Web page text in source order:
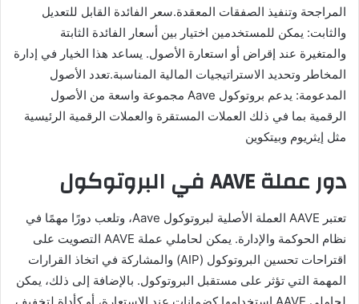
المراجحة وتنفيذ الصفقات المعقدة.سعر الفائدة القابل للتعديل
والثابت: يمكن للمستخدمين اختيار بين أسعار الفائدة الثابتة
والمتغيرة عند إقراض أو استعارة الأصول. يساعد هذا الخيار في إدارة
المخاطر وتحديد الاستراتيجيات المالية المناسبة.تعدد الأصول
المدعومة: يدعم بروتوكول Aave مجموعة واسعة من الأصول
الرقمية بما في ذلك العملات المستقرة والعملات الرقمية الرئيسية
مثل إيثريوم وبيتكوين
دور عملة AAVE في البروتوكول
تعتبر AAVE العملة الأصلية لبروتوكول Aave، وتلعب دورًا مهمًا في
نظام الحوكمة والإدارة. يمكن لحاملي عملة AAVE التصويت على
اقتراحات تحسين البروتوكول (AIP) والمشاركة في اتخاذ القرارات
المهمة التي تؤثر على مستقبل البروتوكول. بالإضافة إلى ذلك، يمكن